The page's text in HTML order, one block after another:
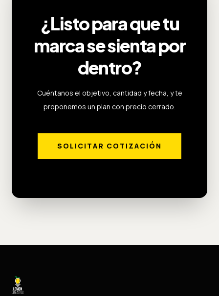
¿Listo para que tu
marca se sienta por
dentro?
Cuéntanos el objetivo, cantidad y fecha, y te
proponemos un plan con precio cerrado.
SOLICITAR COTIZACIÓN